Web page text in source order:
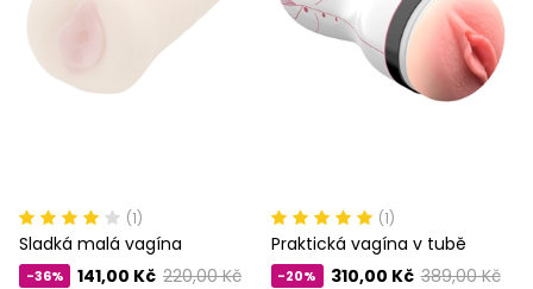
(1)
Sladká malá vagína
-36% 220,00 Kč
141,00 Kč
(1)
Praktická vagína v tubě
-20% 389,00 Kč
310,00 Kč